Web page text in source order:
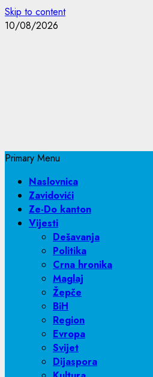
Skip to content
10/08/2026
Primary Menu
Naslovnica
Zavidovići
Ze-Do kanton
Vijesti
Dešavanja
Politika
Crna hronika
Maglaj
Žepče
BiH
Region
Evropa
Svijet
Dijaspora